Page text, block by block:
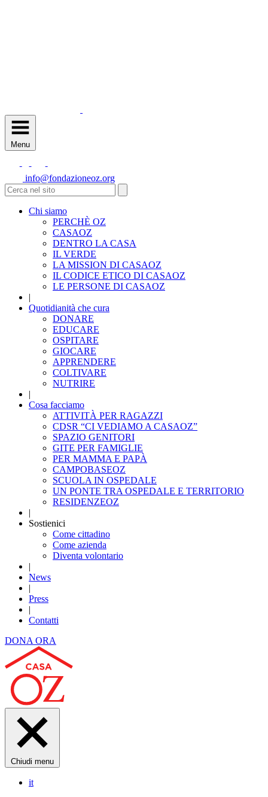
Menu
info@fondazioneoz.org
Chi siamo
PERCHÈ OZ
CASAOZ
DENTRO LA CASA
IL VERDE
LA MISSION DI CASAOZ
IL CODICE ETICO DI CASAOZ
LE PERSONE DI CASAOZ
|
Quotidianità che cura
DONARE
EDUCARE
OSPITARE
GIOCARE
APPRENDERE
COLTIVARE
NUTRIRE
|
Cosa facciamo
ATTIVITÀ PER RAGAZZI
CDSR “CI VEDIAMO A CASAOZ”
SPAZIO GENITORI
GITE PER FAMIGLIE
PER MAMMA E PAPÀ
CAMPOBASEOZ
SCUOLA IN OSPEDALE
UN PONTE TRA OSPEDALE E TERRITORIO
RESIDENZEOZ
|
Sostienici
Come cittadino
Come azienda
Diventa volontario
|
News
|
Press
|
Contatti
DONA ORA
Chiudi menu
it